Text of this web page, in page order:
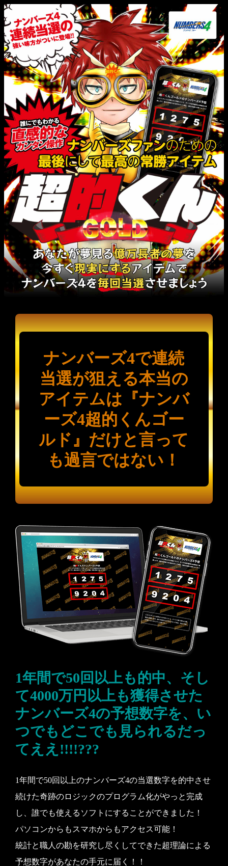
ナンバーズ4で連続
当選が狙える本当の
アイテムは『ナンバ
ーズ4超的くんゴー
ルド』だけと言って
も過言ではない！
1年間で50回以上も的中、そし
て4000万円以上も獲得させた
ナンバーズ4の予想数字を、い
つでもどこでも見られるだっ
てええ!!!!???
1年間で50回以上のナンバーズ4の当選数字を的中させ
続けた奇跡のロジックのプログラム化がやっと完成
し、誰でも使えるソフトにすることができました！
パソコンからもスマホからもアクセス可能！
統計と職人の勘を研究し尽くしてできた超理論による
予想数字があなたの手元に届く！！